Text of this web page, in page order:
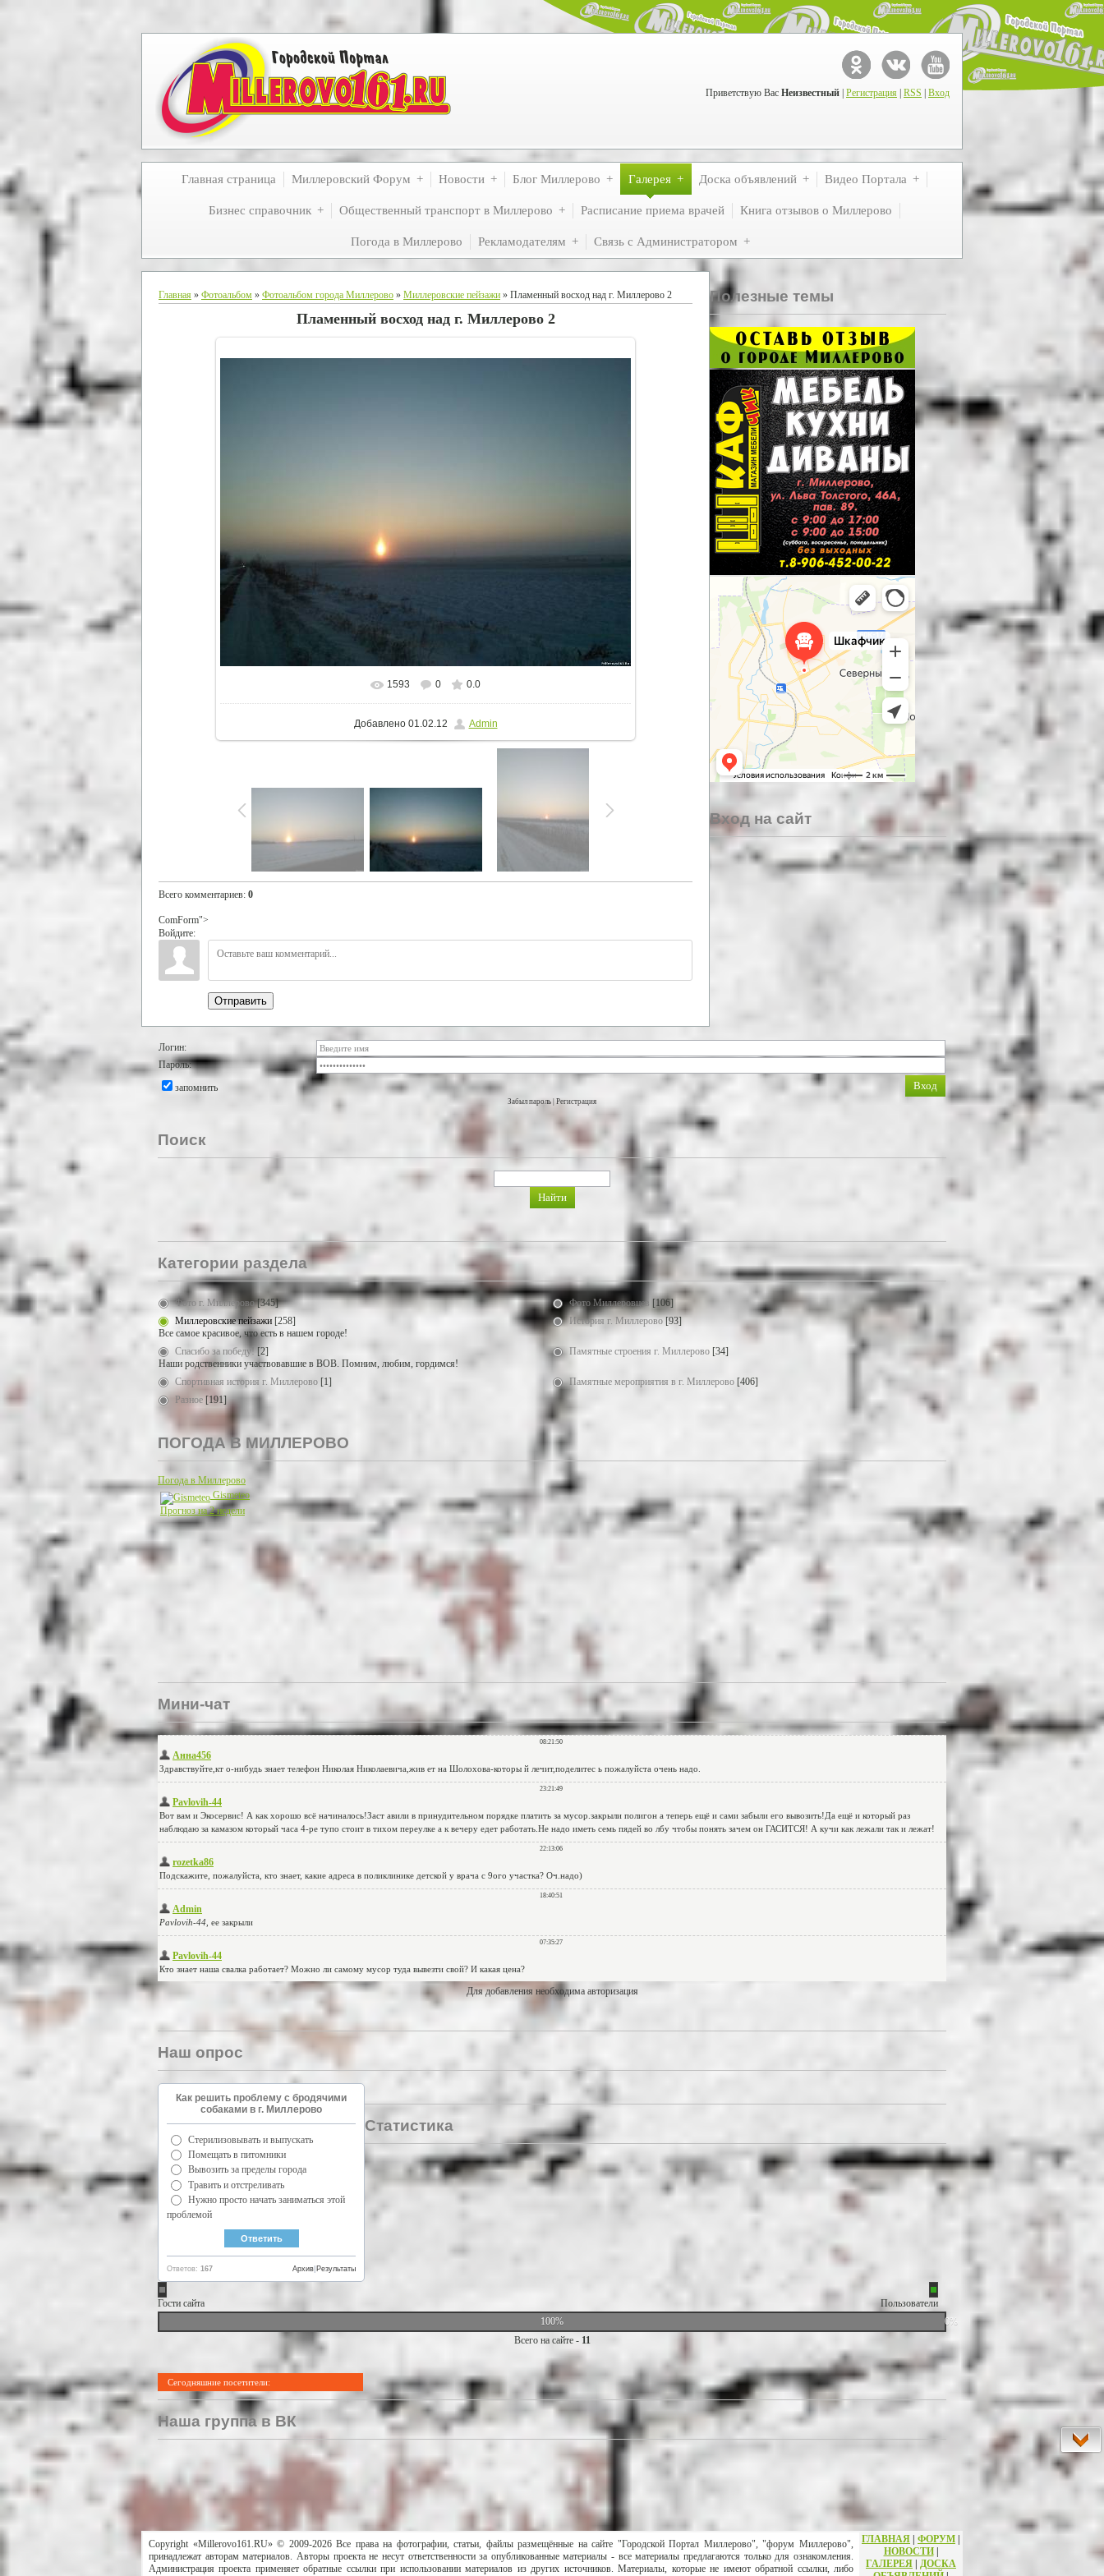
Приветствую Вас Неизвестный Регистрация RSS Вход
Главная страница Миллеровский Форум Новости Блог Миллерово Галерея Доска объявлений Видео Портала
Бизнес справочник Общественный транспорт в Миллерово Расписание приема врачей Книга отзывов о Миллерово
Погода в Миллерово Рекламодателям Связь с Администратором
Главная » Фотоальбом » Фотоальбом города Миллерово » Миллеровские пейзажи » Пламенный восход над г. Миллерово 2
Пламенный восход над г. Миллерово 2
В реальном размере 1500x1125
1593 0 0.0
Добавлено01.02.12 Admin
Всего комментариев: 0
ComForm">
Войдите:
Отправить
Полезные темы
Вход на сайт
Логин:
Пароль:
запомнить
Забыл пароль Регистрация
Поиск
Категории раздела
Фото г. Миллерово [345] Фото Миллеровцев
[106]
Миллеровские пейзажи [258]
Все самое красивое, что есть в нашем городе!
История г. Миллерово [93]
Спасибо за победу! [2]
Наши родственники участвовавшие в ВОВ. Помним, любим, гордимся!
Памятные строения г. Миллерово [34]
Спортивная история г. Миллерово [1] Памятные мероприятия в г. Миллерово [406]
Разное [191]
ПОГОДА В МИЛЛЕРОВО
Погода в Миллерово
Gismeteo
Прогноз на 2 недели
Мини-чат
Для добавления необходима авторизация
Наш опрос
Как решить проблему с бродячими
собаками в г. Миллерово
Стерилизовывать и выпускать
Помещать в питомники
Вывозить за пределы города
Травить и отстреливать
Нужно просто начать заниматься этой
проблемой
Ответов: 167 Результаты
Архив
Статистика
Гости сайта
Пользователи
100%
0%
Всего на сайте - 11
Сегодняшние посетители:
Наша группа в ВК
Copyright «Millerovo161.RU» © 2009-2026 Все права на фотографии, статьи, файлы размещённые на сайте "Городской Портал Миллерово", "форум Миллерово",
принадлежат авторам материалов. Авторы проекта не несут ответственности за опубликованные материалы - все материалы предлагаются только для ознакомления.
Администрация проекта применяет обратные ссылки при использовании материалов из других источников. Материалы, которые не имеют обратной ссылки, либо
ГЛАВНАЯ ФОРУМ
НОВОСТИ|
ГАЛЕРЕЯ
ДОСКА